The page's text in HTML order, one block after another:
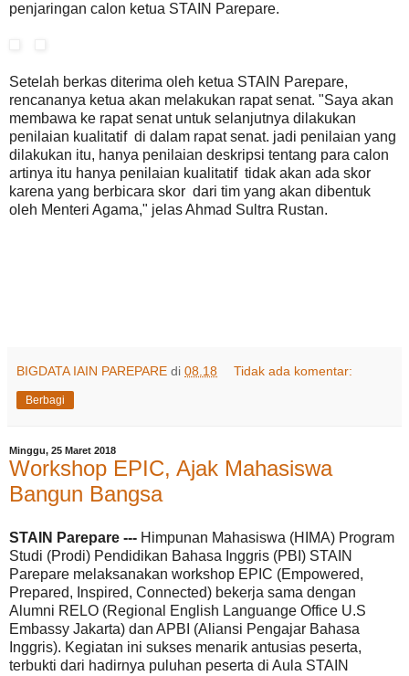
penjaringan calon ketua STAIN Parepare.
Setelah berkas diterima oleh ketua STAIN Parepare,
rencananya ketua akan melakukan rapat senat. "Saya akan
membawa ke rapat senat untuk selanjutnya dilakukan
penilaian kualitatif di dalam rapat senat. jadi penilaian yang
dilakukan itu, hanya penilaian deskripsi tentang para calon
artinya itu hanya penilaian kualitatif tidak akan ada skor
karena yang berbicara skor dari tim yang akan dibentuk
oleh Menteri Agama," jelas Ahmad Sultra Rustan.
BIGDATA IAIN PAREPARE di 08.18 Tidak ada komentar:
Berbagi
Minggu, 25 Maret 2018
Workshop EPIC, Ajak Mahasiswa
Bangun Bangsa
STAIN Parepare --- Himpunan Mahasiswa (HIMA) Program
Studi (Prodi) Pendidikan Bahasa Inggris (PBI) STAIN
Parepare melaksanakan workshop EPIC (Empowered,
Prepared, Inspired, Connected) bekerja sama dengan
Alumni RELO (Regional English Languange Office U.S
Embassy Jakarta) dan APBI (Aliansi Pengajar Bahasa
Inggris). Kegiatan ini sukses menarik antusias peserta,
terbukti dari hadirnya puluhan peserta di Aula STAIN